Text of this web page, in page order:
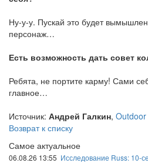
Ну-у-у. Пускай это будет
персонаж…
Есть возможность дать совет
Ребята, не портите карму! Сами
главное…
Источник: Андрей Галкин,
Возврат к списку
Самое актуальное
06.08.26 13:55 Исследование Russ: 10-